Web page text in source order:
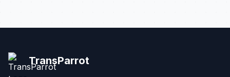
TransParrot